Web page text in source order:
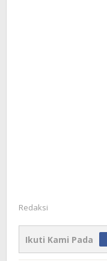
Redaksi
Ikuti Kami Pada